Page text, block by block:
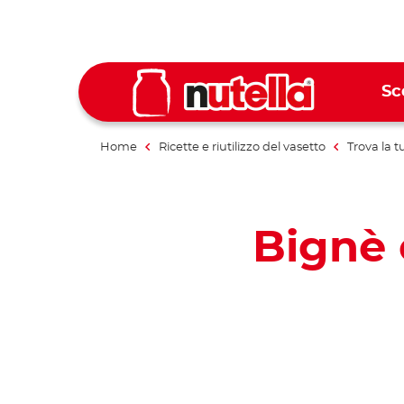
Home Ricette e riutilizzo del vasetto Trova la
Bignè